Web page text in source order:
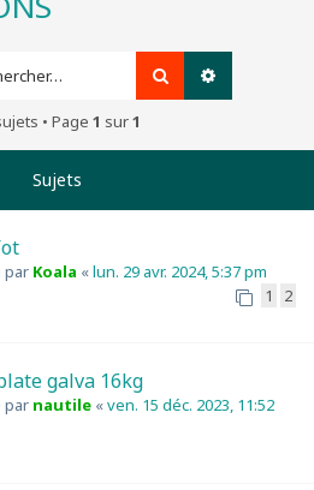
Rechercher
• Page 1 sur1
Sujets
par Koala «lun. 29 avr. 2024, 5:37 pm
1 2
galva 16kg
par nautile «ven. 15 déc. 2023, 11:52